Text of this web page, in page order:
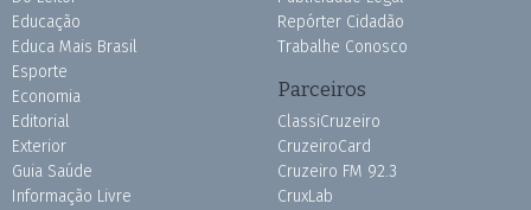
Educação
Educa Mais Brasil
Esporte
Economia
Editorial
Exterior
Guia Saúde
Informação Livre
Repórter Cidadão
Trabalhe Conosco
Parceiros
ClassiCruzeiro
CruzeiroCard
Cruzeiro FM 92.3
CruxLab